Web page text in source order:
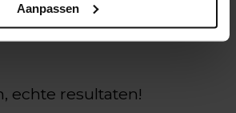
Aanpassen
items gevonden
echte resultaten!